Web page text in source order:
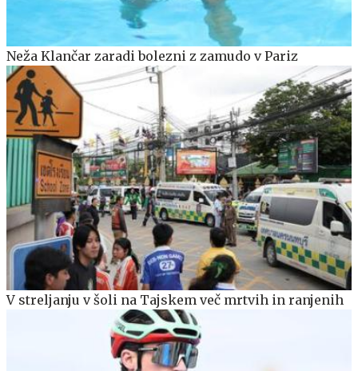
Neža Klančar zaradi bolezni z zamudo v Pariz
V streljanju v šoli na Tajskem več mrtvih in ranjenih